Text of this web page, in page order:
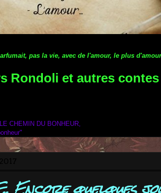
pas la vie, avec de l'amour, le plus
Rondoli et autres
CHEMIN DU BONHEUR,